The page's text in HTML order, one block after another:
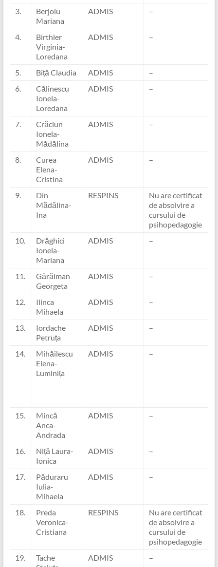
3.
Berjoiu
Mariana
ADMIS –
4.
Birthler
Virginia-
Loredana
ADMIS –
5. Biță Claudia ADMIS
–
6.
Călinescu
Ionela-
Loredana
ADMIS –
7.
Crăciun
Ionela-
Mădălina
ADMIS –
8.
Curea
Elena-
Cristina
ADMIS –
9.
Din
Mădălina-
Ina
RESPINS
Nu are certificat
de absolvire a
cursului de
psihopedagogie
10.
Drăghici
Ionela-
Mariana
ADMIS –
11.
Gărăiman
Georgeta
ADMIS –
12.
Ilinca
Mihaela
ADMIS –
13.
Iordache
Petruța
ADMIS –
14.
Mihăilescu
Elena-
Luminița
ADMIS –
15.
Mincă
Anca-
Andrada
ADMIS –
16.
Niță Laura-
Ionica
ADMIS –
17.
Păduraru
Iulia-
Mihaela
ADMIS –
18.
Preda
Veronica-
Cristiana
RESPINS
Nu are certificat
de absolvire a
cursului de
psihopedagogie
19.
Tache
ADMIS –